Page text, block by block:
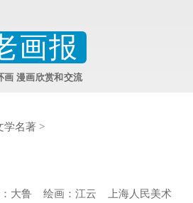
画报
画 漫画欣赏和交流
学名著 >
大鲁 绘画：江云 上海人民美术